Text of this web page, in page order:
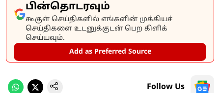
பின்தொடரவும்
கூகுள் செய்திகளில் எங்களின் முக்கியச்
செய்திகளை உடனுக்குடன் பெற கிளிக்
செய்யவும்.
Add as Preferred Source
Follow Us